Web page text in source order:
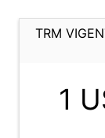
TRM
1